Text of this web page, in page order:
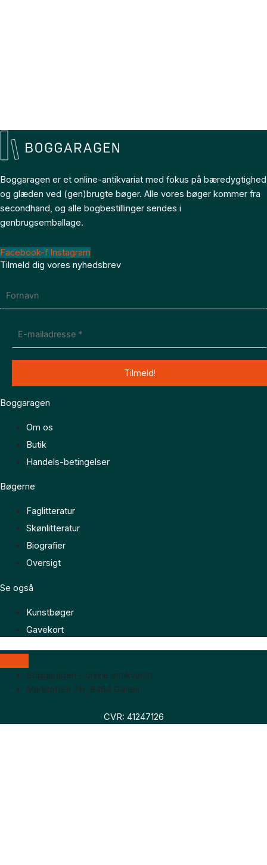
Boggaragen er et online-antikvariat med fokus på bæredygtighed
og glæden ved (gen)brugte bøger. Alle vores bøger kommer fra
secondhand, og alle bogbestillinger sendes i
genbrugsemballage.
Facebook-f Instagram
Tilmeld dig vores nyhedsbrev
Boggaragen
Om os
Butik
Handels-betingelser
Bøgerne
Faglitteratur
Skønlitteratur
Biografier
Oversigt
Se også
Kunstbøger
Gavekort
Boggaragen – online antikvariat
Marktoften 7H, 8464 Galten
CVR: 41247126